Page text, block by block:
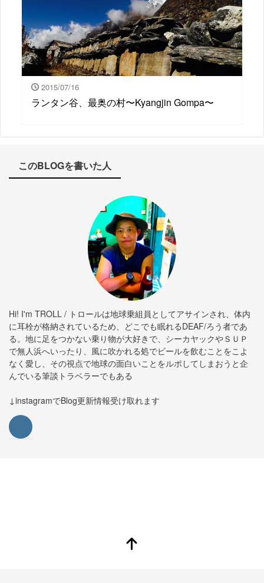
2015/07/16
ランタン谷、最奥の村〜Kyangjin Gompa〜
このBLOGを書いた人
Hi! I'm TROLL / トロールは地球乗組員としてアサインされ、体内
に耳栓が格納されているため、どこでも眠れるDEAF/ろう者であ
る。地に足をつかない乗り物が大好きで、シーカヤックやＳＵＰ
で無人浜へいったり、風に吹かれる処でビールを飲むことをこよ
なく愛し、その視点で地球の面白いことをルポしてしまおうと企
んでいる筆談トラベラーでもある
↓instagramでBlog更新情報受け取れます